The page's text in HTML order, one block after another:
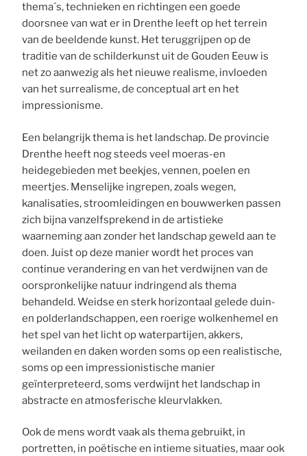
thema´s, technieken en richtingen een goede
doorsnee van wat er in Drenthe leeft op het terrein
van de beeldende kunst. Het teruggrijpen op de
traditie van de schilderkunst uit de Gouden Eeuw is
net zo aanwezig als het nieuwe realisme, invloeden
van het surrealisme, de conceptual art en het
impressionisme.
Een belangrijk thema is het landschap. De provincie
Drenthe heeft nog steeds veel moeras-en
heidegebieden met beekjes, vennen, poelen en
meertjes. Menselijke ingrepen, zoals wegen,
kanalisaties, stroomleidingen en bouwwerken passen
zich bijna vanzelfsprekend in de artistieke
waarneming aan zonder het landschap geweld aan te
doen. Juist op deze manier wordt het proces van
continue verandering en van het verdwijnen van de
oorspronkelijke natuur indringend als thema
behandeld. Weidse en sterk horizontaal gelede duin-
en polderlandschappen, een roerige wolkenhemel en
het spel van het licht op waterpartijen, akkers,
weilanden en daken worden soms op een realistische,
soms op een impressionistische manier
geïnterpreteerd, soms verdwijnt het landschap in
abstracte en atmosferische kleurvlakken.
Ook de mens wordt vaak als thema gebruikt, in
portretten, in poëtische en intieme situaties, maar ook